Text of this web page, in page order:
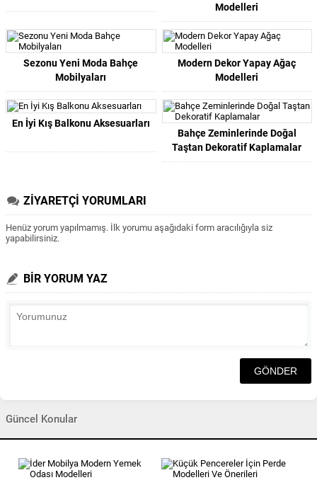
Modelleri
Sezonu Yeni Moda Bahçe
Mobilyaları
Modern Dekor Yapay Ağaç
Modelleri
En İyi Kış Balkonu Aksesuarları
Bahçe Zeminlerinde Doğal
Taştan Dekoratif Kaplamalar
ZİYARETÇİ YORUMLARI
Henüz yorum yapılmamış. İlk yorumu aşağıdaki form aracılığıyla siz
yapabilirsiniz.
BİR YORUM YAZ
Güncel Konular